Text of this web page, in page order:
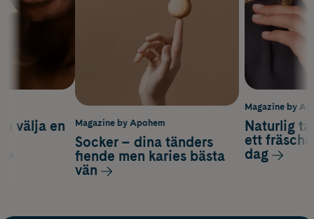
Magazine by
Naturlig
ett
dag
välja en
Magazine by Apohem
Socker – dina tänders
fiende men karies bästa
vän